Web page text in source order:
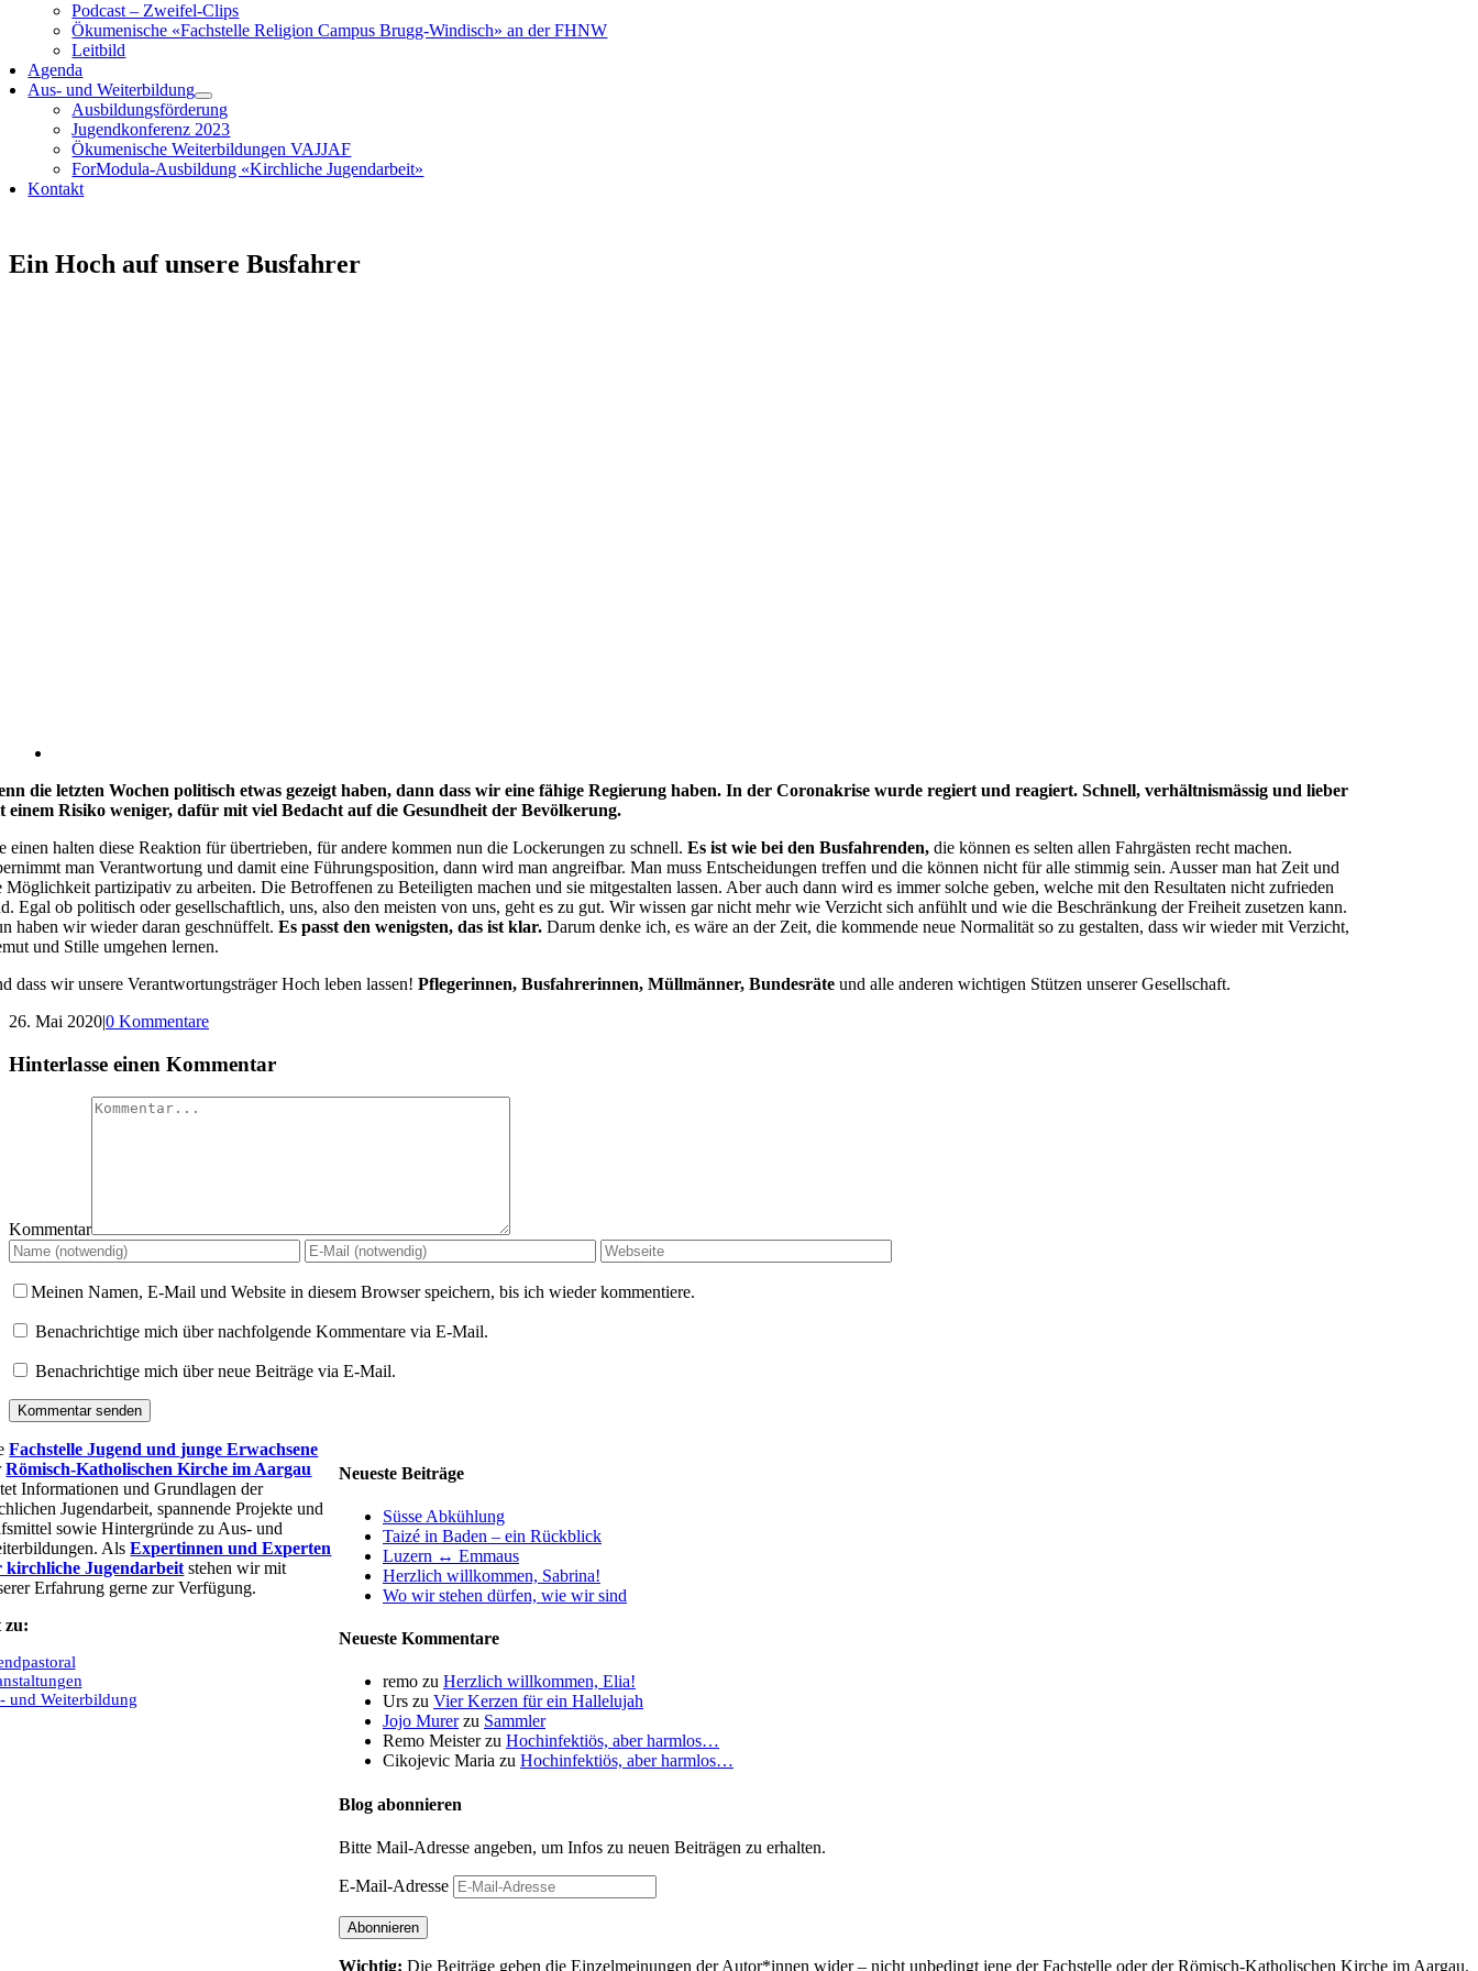
Podcast – Zweifel-Clips
Ökumenische «Fachstelle Religion Campus Brugg-Windisch»an der FHNW
Leitbild
Agenda
Aus- und Weiterbildung
Ausbildungsförderung
Jugendkonferenz 2023
Ökumenische Weiterbildungen VAJJAF
ForModula-Ausbildung «Kirchliche Jugendarbeit»
Kontakt
Ein Hoch auf unsere Busfahrer
die letzten Wochen politisch etwas gezeigt haben, dann dass wir eine fähige Regierung haben. In der Coronakrise wurde regiert und reagiert. Schnell, verhältnismässig und lieber
einem Risiko weniger, dafür mit viel Bedacht auf die Gesundheit der Bevölkerung.
einen halten diese Reaktion für übertrieben, für andere kommen nun die Lockerungen zu schnell.Es ist wie bei den Busfahrenden, die können es selten allen Fahrgästen recht machen.
man Verantwortung und damit eine Führungsposition, dann wird man angreifbar. Man muss Entscheidungen treffen und die können nicht für alle stimmig sein. Ausser man hat Zeit und
Möglichkeit partizipativ zu arbeiten. Die Betroffenen zu Beteiligten machen und sie mitgestalten lassen. Aber auch dann wird es immer solche geben, welche mit den Resultaten nicht zufrieden
Egal ob politisch oder gesellschaftlich, uns, also den meisten von uns, geht es zu gut. Wir wissen gar nicht mehr wie Verzicht sich anfühlt und wie die Beschränkung der Freiheit zusetzen kann.
haben wir wieder daran geschnüffelt.Es passt den wenigsten, das ist klar. Darum denke ich, es wäre an der Zeit, die kommende neue Normalität so zu gestalten, dass wir wieder mit Verzicht,
und Stille umgehen lernen.
dass wir unsere Verantwortungsträger Hoch leben lassen!Pflegerinnen, Busfahrerinnen, Müllmänner, Bundesräte und alle anderen wichtigen Stützen unserer Gesellschaft.
26. Mai 2020|0 Kommentare
Hinterlasse einen Kommentar
Kommentar
Meinen Namen, E-Mail und Website in diesem Browser speichern, bis ich wieder kommentiere.
Benachrichtige mich über nachfolgende Kommentare via E-Mail.
Benachrichtige mich über neue Beiträge via E-Mail.
Neueste Beiträge
Süsse Abkühlung
Taizé in Baden – ein Rückblick
Luzern ↔ Emmaus
Herzlich willkommen, Sabrina!
Wo wir stehen dürfen, wie wir sind
Neueste Kommentare
remo zu Herzlich willkommen, Elia!
Urs zu Vier Kerzen für ein Hallelujah
Jojo Murerzu Sammler
Remo Meisterzu Hochinfektiös, aber harmlos…
Cikojevic Maria zu Hochinfektiös, aber harmlos…
Blog abonnieren
Bitte Mail-Adresse angeben, um Infos zu neuen Beiträgen zu erhalten.
E-Mail-Adresse
Abonnieren
Wichtig: Die Beiträge geben die Einzel­meinungen der Autor*innen wider – nicht unbedingt jene der Fach­stelle oder der Römisch-Katholischen Kirche im Aargau.
Fachstelle Jugend und junge Erwachsene
Römisch-Katholischen Kirche im Aargau
Informationen und Grundlagen der
Jugendarbeit, spannende Projekte und
sowie Hintergründe zu Aus- und
AlsExpertinnen und Experten
kirchliche Jugendarbeit stehen wir mit
Erfahrung gerne zur Verfügung.
zu:
und Weiterbildung